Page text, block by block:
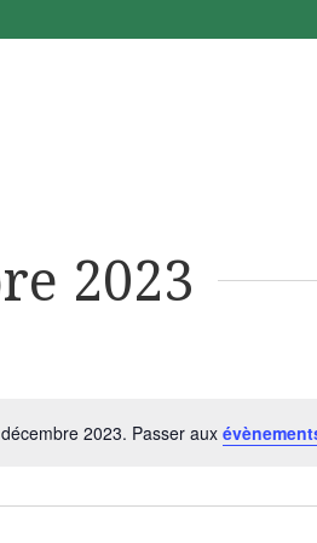
2023
Notice2023. Passer aux